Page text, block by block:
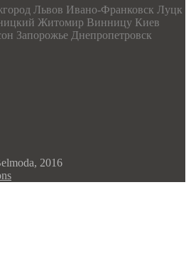
Львов Ивано-Франковск Луцк
Житомир Винницу Киев
Запорожье Днепропетровск
2016